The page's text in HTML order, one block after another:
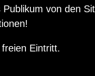
von den
Eintritt.